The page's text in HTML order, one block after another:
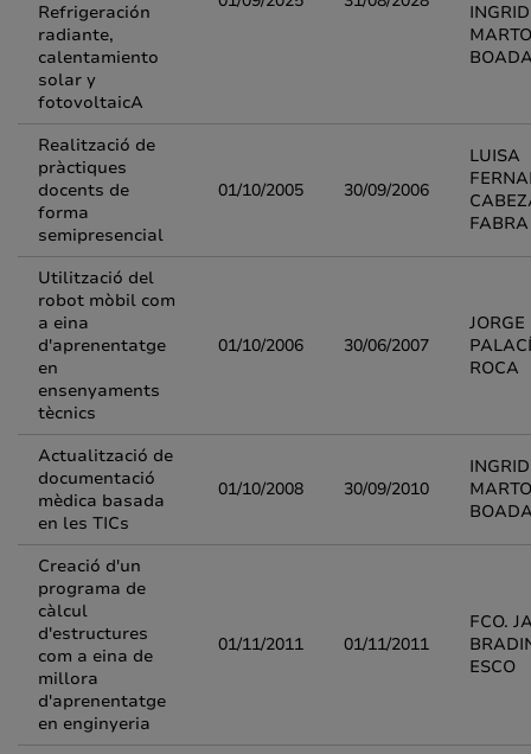
Refrigeración
radiante,
calentamiento
solar y
fotovoltaicA
INGRID
Realització de
pràctiques
docents de
forma
semipresencial
01/10/2005 30/09/2006
LUISA
FABRA
Utilització del
robot mòbil com
a eina
d'aprenentatge
en
ensenyaments
tècnics
01/10/2006 30/06/2007
JORGE
ROCA
Actualització de
documentació
mèdica basada
en les TICs
01/10/2008 30/09/2010
INGRID
Creació d'un
programa de
càlcul
d'estructures
com a eina de
millora
d'aprenentatge
en enginyeria
01/11/2011 01/11/2011
FCO.
ESCO